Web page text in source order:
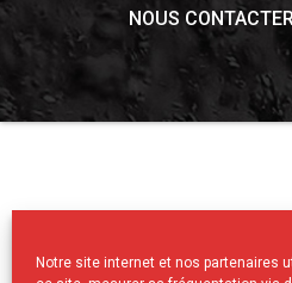
Notre site internet et nos partenaires
NOUS